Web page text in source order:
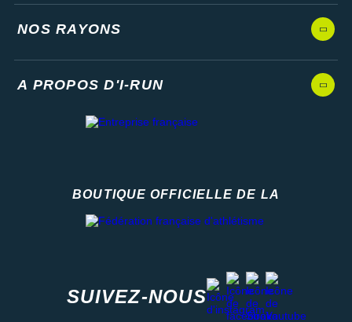
NOS RAYONS
A PROPOS D'I-RUN
BOUTIQUE OFFICIELLE DE LA
SUIVEZ-NOUS
instagram
facebook
stravayoutube